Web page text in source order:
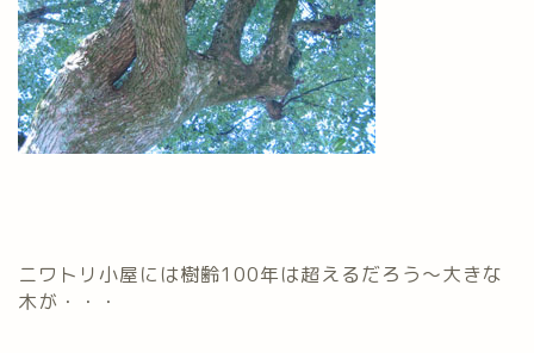
ニワトリ小屋には樹齢100年は超えるだろう～大きな
木が・・・